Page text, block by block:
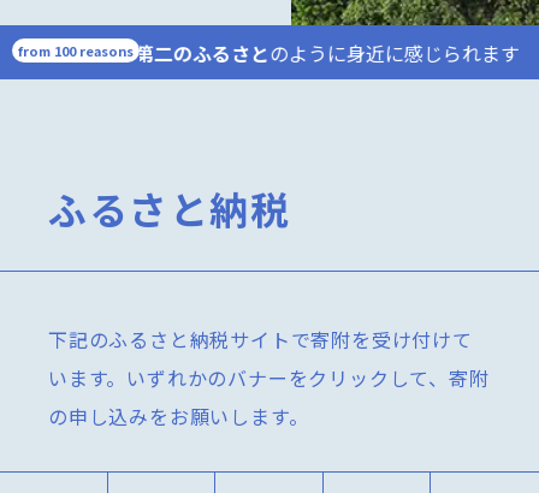
from 100 reasons
ていても、第二のふるさとのように身近に感じられます（
ふるさと納税
下記のふるさと納税サイトで寄附を受け付けて
います。いずれかのバナーをクリックして、寄附
の申し込みをお願いします。